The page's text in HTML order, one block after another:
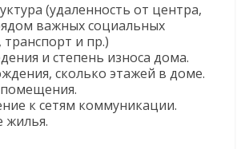
(удаленность от центра,
важных социальных
и пр.)
и степень износа дома.
сколько этажей в доме.
к сетям коммуникации.
жилья.